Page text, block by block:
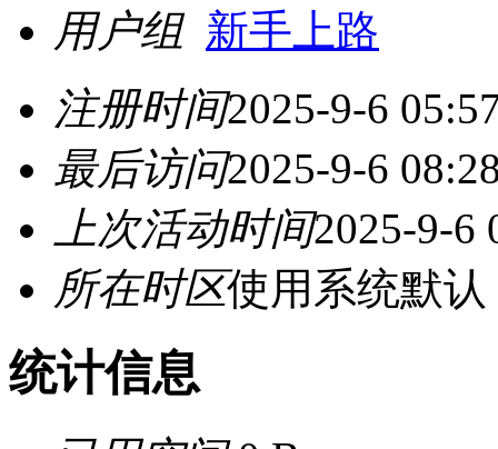
用户组 新手上路
注册时间2025-9-6
最后访问2025-9-6
上次活动时间2025-9-6
所在时区使用系统默认
统计信息